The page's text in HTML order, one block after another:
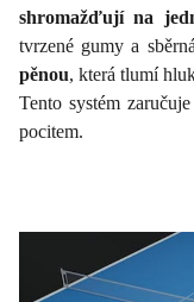
shromažďují na
tvrzené gumy a
pěnou, která tlumí
Tento systém
pocitem.